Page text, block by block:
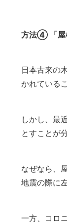
方法④ 「屋
日本古来の
かれている
しかし、最
とすことが
なぜなら、
地震の際に
一方、コロ